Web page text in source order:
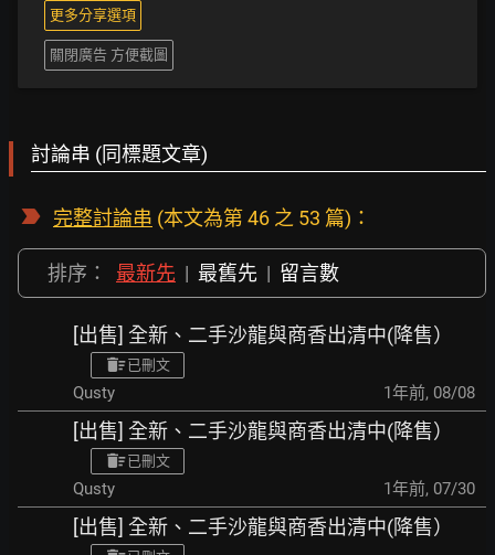
更多分享選項
關閉廣告 方便截圖
討論串 (同標題文章)
完整討論串 (本文為第 46 之 53 篇)：
排序： 最新先 | 最舊先 | 留言數
[出售] 全新、二手沙龍與商香出清中(降售）
已刪文
Qusty 1年前, 08/08
[出售] 全新、二手沙龍與商香出清中(降售）
已刪文
Qusty 1年前, 07/30
[出售] 全新、二手沙龍與商香出清中(降售）